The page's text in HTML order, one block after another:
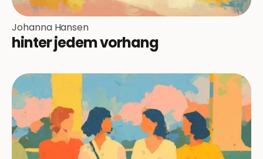
Johanna Hansen
hinter jedem vorhang